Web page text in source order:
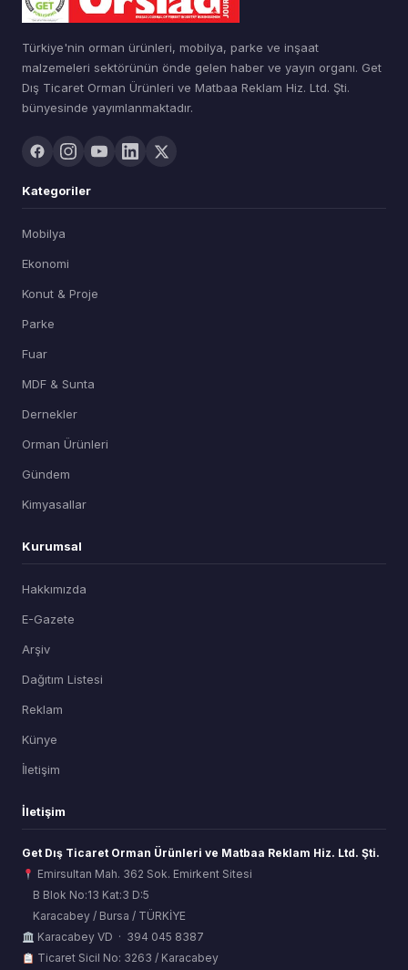
Türkiye'nin orman ürünleri, mobilya, parke ve inşaat
malzemeleri sektörünün önde gelen haber ve yayın organı. Get
Dış Ticaret Orman Ürünleri ve Matbaa Reklam Hiz. Ltd. Şti.
bünyesinde yayımlanmaktadır.
Kategoriler
Mobilya
Ekonomi
Konut & Proje
Parke
Fuar
MDF & Sunta
Dernekler
Orman Ürünleri
Gündem
Kimyasallar
Kurumsal
Hakkımızda
E-Gazete
Arşiv
Dağıtım Listesi
Reklam
Künye
İletişim
İletişim
Get Dış Ticaret Orman Ürünleri ve Matbaa Reklam Hiz. Ltd. Şti.
Emirsultan Mah. 362 Sok. Emirkent Sitesi
B Blok No:13 Kat:3 D:5
Karacabey / Bursa / TÜRKİYE
Karacabey VD · 394 045 8387
Ticaret Sicil No: 3263 / Karacabey
ORSİAD AI
Sektörel Hafıza Asistanı